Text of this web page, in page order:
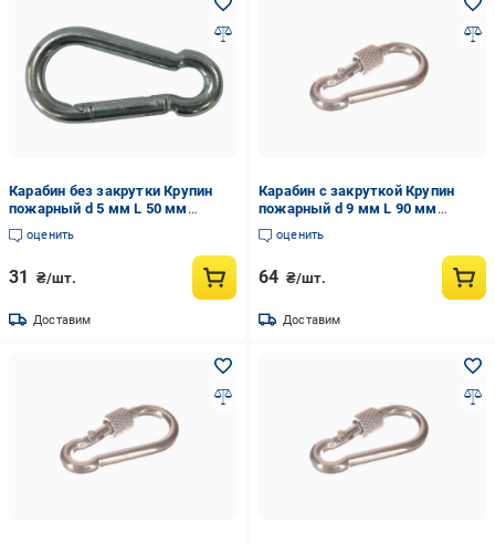
Карабин без закрутки Крупин
пожарный d 5 мм L 50 мм
(142818)
оценить
31 ₴/шт.
Доставим
Карабин с закруткой Крупин
пожарный d 9 мм L 90 мм
(36596)
оценить
64 ₴/шт.
Доставим